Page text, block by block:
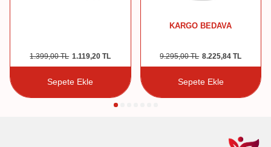
1.399,00TL 1.119,20 TL
Sepete Ekle
KARGO BEDAVA
9.295,00TL 8.225,84 TL
Sepete Ekle